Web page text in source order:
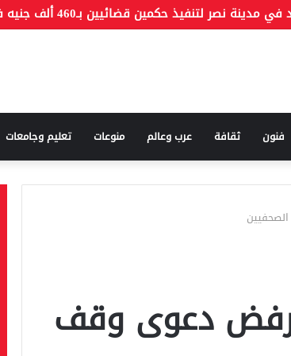
فنون ثقافة عرب وعالم منوعات تعليم وجامعات
دعوى وقف